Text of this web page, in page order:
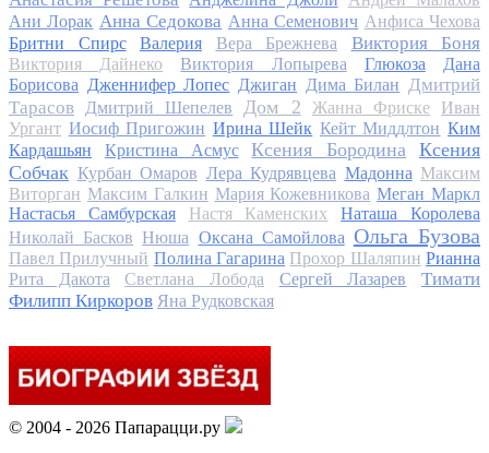
Ани Лорак Анна Седокова Анна Семенович Анфиса Чехова
Бритни Спирс
Валерия Вера Брежнева Виктория Боня
Виктория Дайнеко Виктория Лопырева Глюкоза
Дана
Борисова Дженнифер Лопес Джиган Дима Билан Дмитрий
Тарасов
Дмитрий Шепелев Дом 2 Жанна Фриске
Иван
Ургант Иосиф Пригожин Ирина Шейк Кейт Миддлтон Ким
Кардашьян
Кристина Асмус Ксения Бородина
Ксения
Собчак Курбан Омаров Лера Кудрявцева Мадонна Максим
Виторган Максим Галкин Мария Кожевникова Меган Маркл
Настасья Самбурская
Настя Каменских
Наташа Королева
Николай Басков Нюша Оксана Самойлова Ольга Бузова
Павел Прилучный Полина Гагарина Прохор Шаляпин Рианна
Рита Дакота
Светлана Лобода Сергей Лазарев
Тимати
Филипп Киркоров Яна Рудковская
© 2004 - 2026 Папарацци.ру